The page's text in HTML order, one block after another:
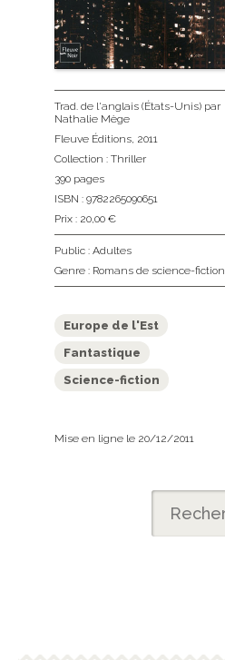
Trad. de l'anglais (États-Unis) par
Nathalie Mège
Fleuve Éditions, 2011
Collection : Thriller
390 pages
ISBN : 9782265090651
Prix : 20,00 €
Public : Adultes
Genre : Romans de science-fiction
Europe de l'Est
Fantastique
Science-fiction
Mise en ligne le 20/12/2011